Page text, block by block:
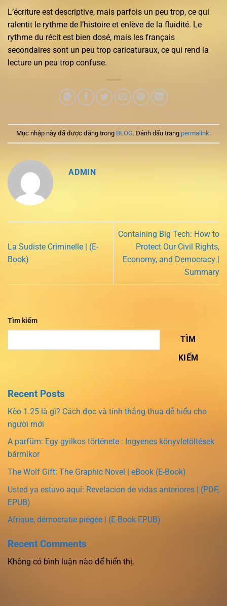
L’écriture est descriptive, mais parfois un peu trop, ce qui
ralentit le rythme de l’histoire et enlève de la fluidité. Le
rythme du récit est bien dosé, mais les français
secondaires sont un peu trop caricaturaux, ce qui rend la
lecture un peu trop confuse.
Mục nhập này đã được đăng trong BLOG. Đánh dấu trang permalink.
ADMIN
La Sudiste Criminelle | (E-
Book)
Containing Big Tech: How to
Protect Our Civil Rights,
Economy, and Democracy |
Summary
Tìm kiếm
TÌM
KIẾM
Recent Posts
Kèo 1.25 là gì? Cách đọc và tính thắng thua dễ hiểu cho
người mới
A parfüm: Egy gyilkos története : Ingyenes könyvletöltések
bármikor
The Wolf Gift: The Graphic Novel | eBook (E-Book)
Usted ya estuvo aquí: Revelacion de vidas anteriores | (PDF,
EPUB)
Afrique, démocratie piégée | (E-Book EPUB)
Recent Comments
Không có bình luận nào để hiển thị.